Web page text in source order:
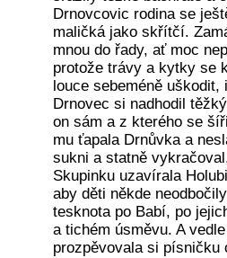
Drnovcovic rodina se
maličká jako skřítčí.
mnou do řady, ať moc
protože trávy a kytky se
louce sebeméně
Drnovec si nadhodil
on sám a z kterého se
mu ťapala Drnůvka a
sukni a statně
Skupinku uzavírala
aby děti někde
tesknota po Babí, po
a tichém úsměvu. A
prozpěvovala si písničku